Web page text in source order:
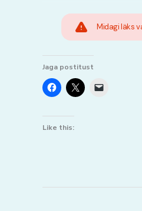
Midagi läks
Jaga postitust
Like this: